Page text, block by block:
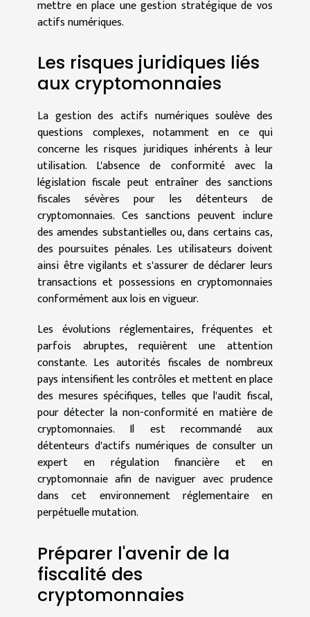
mettre en place une gestion stratégique de vos
actifs numériques.
Les risques juridiques liés
aux cryptomonnaies
La gestion des actifs numériques soulève des
questions complexes, notamment en ce qui
concerne les risques juridiques inhérents à leur
utilisation. L'absence de conformité avec la
législation fiscale peut entraîner des sanctions
fiscales sévères pour les détenteurs de
cryptomonnaies. Ces sanctions peuvent inclure
des amendes substantielles ou, dans certains cas,
des poursuites pénales. Les utilisateurs doivent
ainsi être vigilants et s'assurer de déclarer leurs
transactions et possessions en cryptomonnaies
conformément aux lois en vigueur.
Les évolutions réglementaires, fréquentes et
parfois abruptes, requièrent une attention
constante. Les autorités fiscales de nombreux
pays intensifient les contrôles et mettent en place
des mesures spécifiques, telles que l'audit fiscal,
pour détecter la non-conformité en matière de
cryptomonnaies. Il est recommandé aux
détenteurs d'actifs numériques de consulter un
expert en régulation financière et en
cryptomonnaie afin de naviguer avec prudence
dans cet environnement réglementaire en
perpétuelle mutation.
Préparer l'avenir de la
fiscalité des
cryptomonnaies